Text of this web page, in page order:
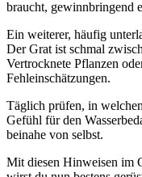
braucht, gewinnbringend
Ein weiterer, häufig
Der Grat ist schmal
Vertrocknete Pflanzen
Fehleinschätzungen.
Täglich prüfen, in
Gefühl für den
beinahe von selbst.
Mit diesen Hinweisen im